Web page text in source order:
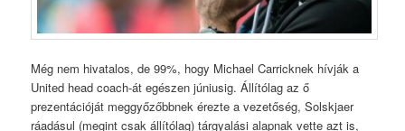
Még nem hivatalos, de 99%, hogy Michael Carricknek hívják a
United head coach-át egészen júniusig. Állítólag az ő
prezentációját meggyőzőbbnek érezte a vezetőség, Solskjaer
ráadásul (megint csak állítólag) tárgyalási alapnak vette azt is,